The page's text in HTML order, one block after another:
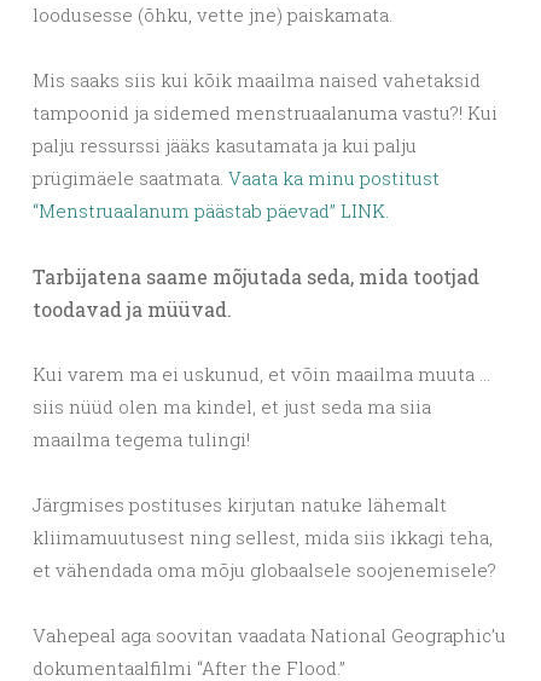
loodusesse (õhku, vette jne) paiskamata.
Mis saaks siis kui kõik maailma naised vahetaksid
tampoonid ja sidemed menstruaalanuma vastu?! Kui
palju ressurssi jääks kasutamata ja kui palju
prügimäele saatmata. Vaata ka minu postitust
“Menstruaalanum päästab päevad” LINK.
Tarbijatena saame mõjutada seda, mida tootjad
toodavad ja müüvad.
Kui varem ma ei uskunud, et võin maailma muuta …
siis nüüd olen ma kindel, et just seda ma siia
maailma tegema tulingi!
Järgmises postituses kirjutan natuke lähemalt
kliimamuutusest ning sellest, mida siis ikkagi teha,
et vähendada oma mõju globaalsele soojenemisele?
Vahepeal aga soovitan vaadata National Geographic’u
dokumentaalfilmi “After the Flood.”